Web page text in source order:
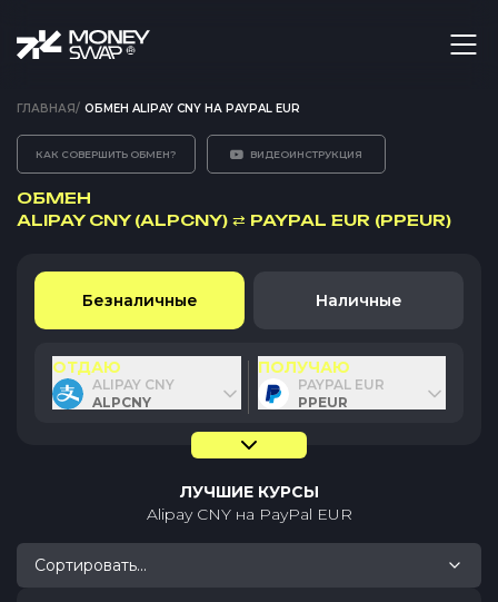
ГЛАВНАЯ/ ОБМЕН ALIPAY CNY НА PAYPAL EUR
КАК СОВЕРШИТЬ ОБМЕН? ВИДЕОИНСТРУКЦИЯ
ОБМЕН
ALIPAY CNY (ALPCNY) ⇄ PAYPAL EUR (PPEUR)
Безналичные Наличные
ОТДАЮ
ALIPAY CNY
ALPCNY
ПОЛУЧАЮ
PAYPAL EUR
PPEUR
ЛУЧШИЕ КУРСЫ
Alipay CNYна PayPal EUR
Сортировать...